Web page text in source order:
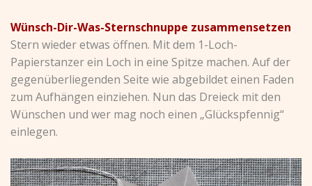
Wünsch-Dir-Was-Sternschnuppe zusammensetzen
Stern wieder etwas öffnen. Mit dem 1-Loch-
Papierstanzer ein Loch in eine Spitze machen. Auf der
gegenüberliegenden Seite wie abgebildet einen Faden
zum Aufhängen einziehen. Nun das Dreieck mit den
Wünschen und wer mag noch einen „Glückspfennig“
einlegen.